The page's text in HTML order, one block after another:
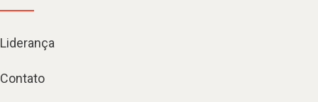
Liderança
Contato